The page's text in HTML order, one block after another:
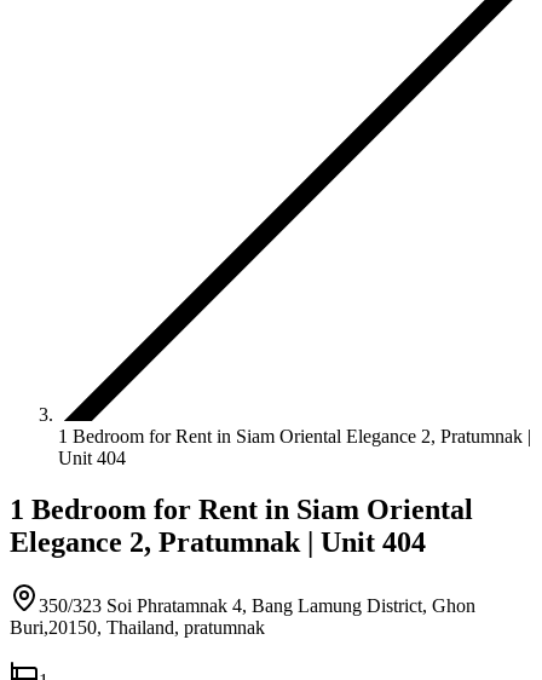
1 Bedroom for Rent in Siam Oriental Elegance 2, Pratumnak |
Unit 404
1 Bedroom for Rent in Siam Oriental
Elegance 2, Pratumnak | Unit 404
350/323 Soi Phratamnak 4, Bang Lamung District, Ghon
Buri,20150, Thailand, pratumnak